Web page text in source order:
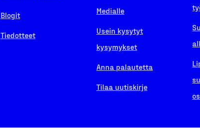
Blogit
Tiedotteet
Medialle
Usein kysytyt
kysymykset
Anna palautetta
Tilaa uutiskirje